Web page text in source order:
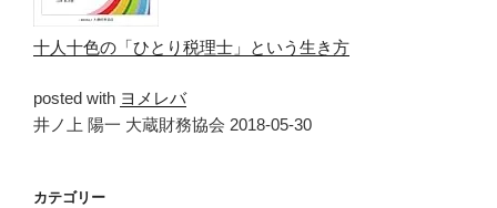
十人十色の「ひとり税理士」という生き方
posted with ヨメレバ
井ノ上 陽一 大蔵財務協会 2018-05-30
カテゴリー